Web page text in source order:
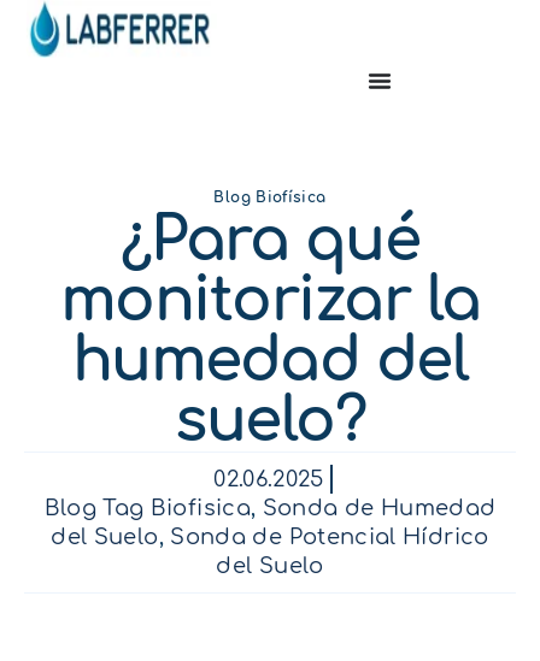
Blog Biofísica
¿Para qué
monitorizar la
humedad del
suelo?
02.06.2025
Blog Tag Biofisica, Sonda de Humedad
del Suelo, Sonda de Potencial Hídrico
del Suelo